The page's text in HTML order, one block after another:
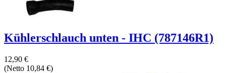
Kühlerschlauch unten - IHC (787146R1)
12,90 €
(Netto 10,84 €)